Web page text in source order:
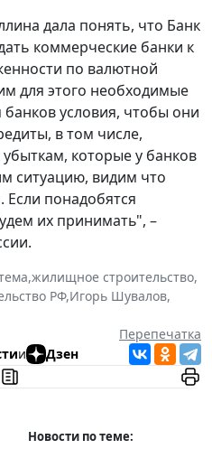
дала понять, что Банк
коммерческие банки к
по валютной
для этого необходимые
условия, чтобы они
в том числе,
которые у банков
ситуацию, видим что
Если понадобятся
их принимать", –
,жилищное строительство,
РФ,Игорь Шувалов,
Перепечатка
и Дзен
Новости по теме: